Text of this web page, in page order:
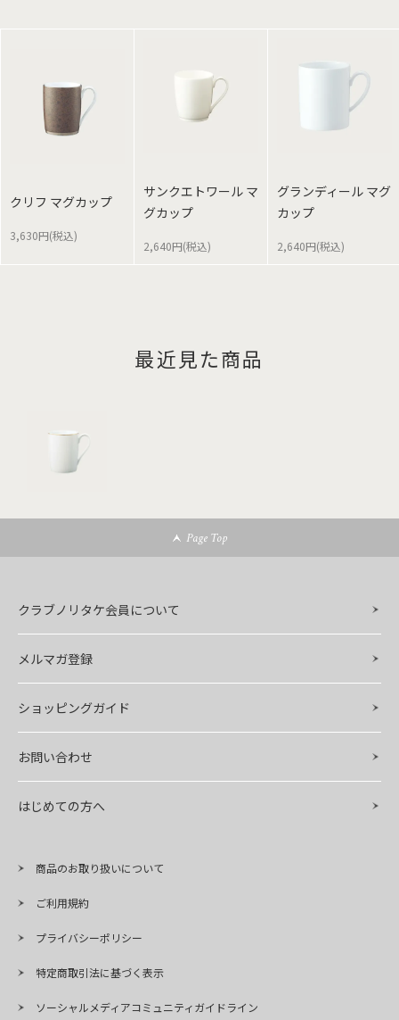
クリフ マグカップ
3,630円(税込)
サンクエトワール マ
グカップ
2,640円(税込)
グランディール マグ
カップ
2,640円(税込)
最近見た商品
Page Top
クラブノリタケ会員について
メルマガ登録
ショッピングガイド
お問い合わせ
はじめての方へ
商品のお取り扱いについて
ご利用規約
プライバシーポリシー
特定商取引法に基づく表示
ソーシャルメディアコミュニティガイドライン